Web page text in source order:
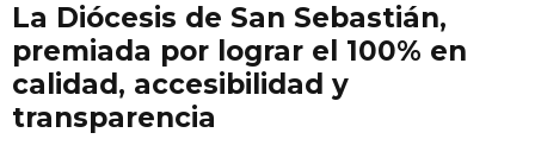
La Diócesis de San Sebastián,
premiada por lograr el 100% en
calidad, accesibilidad y
transparencia